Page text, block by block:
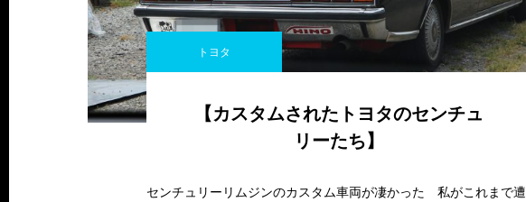
トヨタ
【カスタムされたトヨタのセンチュ
リーたち】
センチュリーリムジンのカスタム車両が凄かった 私がこれまで遭